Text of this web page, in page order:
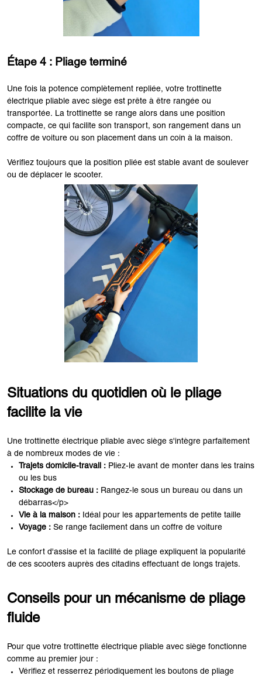
Étape 4 : Pliage terminé
Une fois la potence complètement repliée, votre trottinette
électrique pliable avec siège est prête à être rangée ou
transportée. La trottinette se range alors dans une position
compacte, ce qui facilite son transport, son rangement dans un
coffre de voiture ou son placement dans un coin à la maison.
Vérifiez toujours que la position pliée est stable avant de soulever
ou de déplacer le scooter.
Situations du quotidien où le pliage
facilite la vie
Une trottinette électrique pliable avec siège s'intègre parfaitement
à de nombreux modes de vie :
Trajets domicile-travail : Pliez-le avant de monter dans les trains
ou les bus
Stockage de bureau : Rangez-le sous un bureau ou dans un
débarras</p>
Vie à la maison : Idéal pour les appartements de petite taille
Voyage : Se range facilement dans un coffre de voiture
Le confort d'assise et la facilité de pliage expliquent la popularité
de ces scooters auprès des citadins effectuant de longs trajets.
Conseils pour un mécanisme de pliage
fluide
Pour que votre trottinette électrique pliable avec siège fonctionne
comme au premier jour :
Vérifiez et resserrez périodiquement les boutons de pliage